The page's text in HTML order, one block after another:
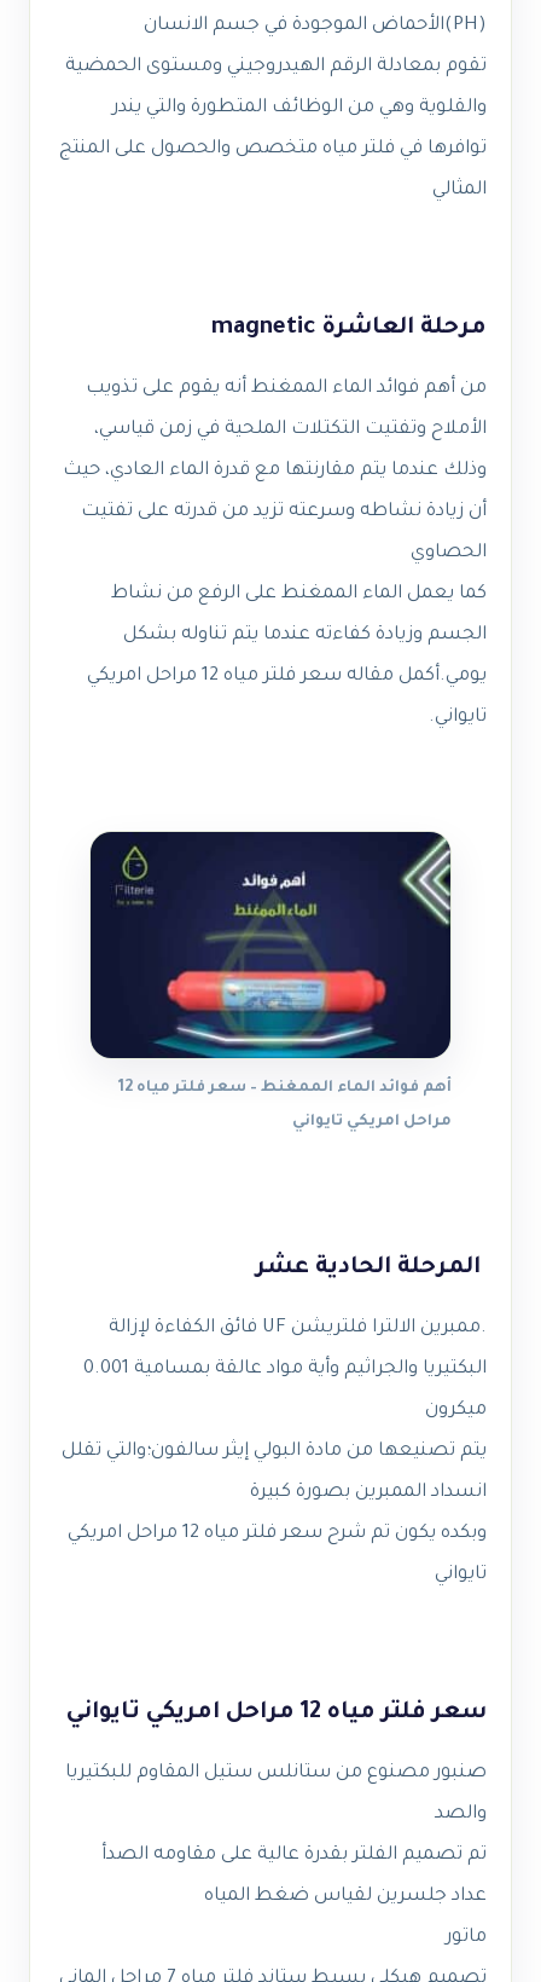
(PH)الأحماض الموجودة في جسم الانسان
تقوم بمعادلة الرقم الهيدروجيني ومستوى الحمضية
والقلوية وهي من الوظائف المتطورة والتي يندر
توافرها في فلتر مياه متخصص والحصول على المنتج
المثالي
مرحلة العاشرة magnetic
من أهم فوائد الماء الممغنط أنه يقوم على تذويب
الأملاح وتفتيت التكتلات الملحية في زمن قياسي،
وذلك عندما يتم مقارنتها مع قدرة الماء العادي، حيث
أن زيادة نشاطه وسرعته تزيد من قدرته على تفتيت
الحصاوي
كما يعمل الماء الممغنط على الرفع من نشاط
الجسم وزيادة كفاءته عندما يتم تناوله بشكل
يومي.أكمل مقاله
سعر فلتر مياه 12 مراحل امريكي
تايواني.
أهم فوائد الماء الممغنط – سعر فلتر مياه 12
مراحل امريكي تايواني
المرحلة الحادية عشر
.ممبرين الالترا فلتريشن UF فائق الكفاءة لإزالة
البكتيريا والجراثيم وأية مواد عالقة بمسامية 0.001
ميكرون
يتم تصنيعها من مادة البولي إيثر سالفون؛والتي تقلل
انسداد الممبرين بصورة كبيرة
وبكده يكون تم شرح سعر فلتر مياه 12 مراحل امريكي
تايواني
سعر فلتر مياه 12 مراحل امريكي تايواني
صنبور مصنوع من ستانلس ستيل المقاوم للبكتيريا
والصد
تم تصميم الفلتر بقدرة عالية على مقاومه الصدأ
عداد جلسرين لقياس ضغط المياه
ماتور